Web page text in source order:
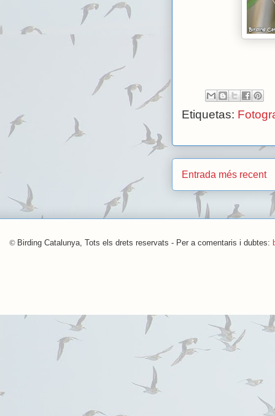
Etiquetas:
Entrada més recent
© Birding Catalunya, Tots els drets reservats - Per a comentaris i dubtes: